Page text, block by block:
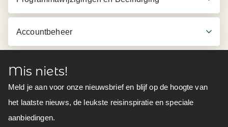
Accountbeheer
Mis niets!
Meld je aan voor onze nieuwsbrief en blijf op de hoogte van
het laatste nieuws, de leukste reisinspiratie en speciale
aanbiedingen.